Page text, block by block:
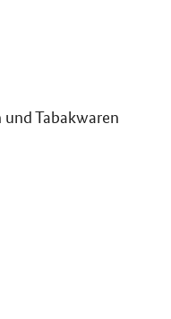
Tabakwaren